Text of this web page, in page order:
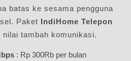
batas ke sesama pengguna
Paket IndiHome Telepon
nilai tambah komunikasi.
: Rp 300Rb per bulan